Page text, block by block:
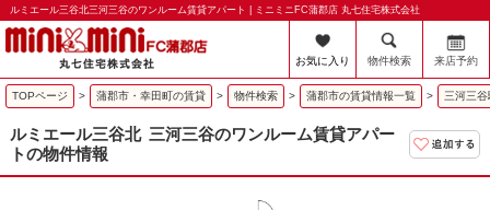
ルミエール三谷北三河三谷のワンルーム賃貸アパート | ミニミニFC蒲郡店 丸七住宅株式会社
お気に入り 物件検索 来店予約
TOPページ > 蒲郡市・幸田町の賃貸 > 物件検索 > 蒲郡市の賃貸情報一覧 > 三河三
ルミエール三谷北 三河三谷のワンルーム賃貸アパー
トの物件情報